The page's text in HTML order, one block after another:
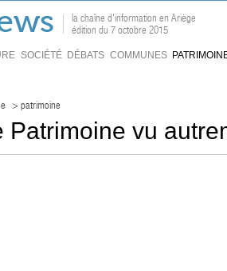
la chaîne d'information en Ariège
édition du 7 octobre 2015
SOCIÉTÉ DÉBATS COMMUNES
> patrimoine
Patrimoine vu